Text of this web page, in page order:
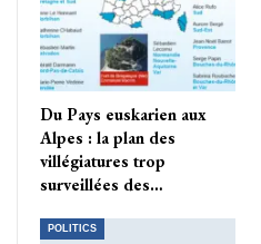
Du Pays euskarien aux
Alpes : la plan des
villégiatures trop
surveillées des…
POLITICS